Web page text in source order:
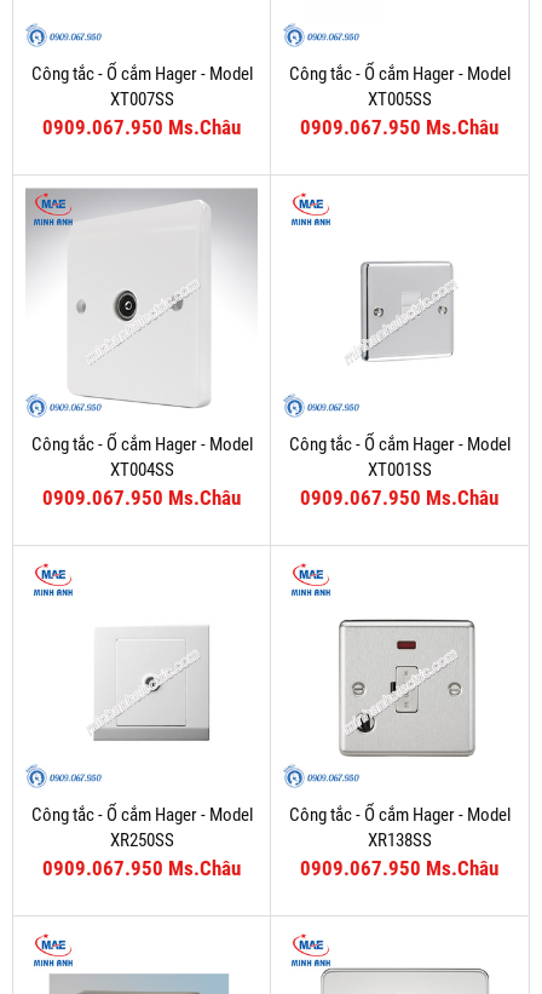
Công tắc - Ổ cắm Hager - Model
XT007SS
0909.067.950 Ms.Châu
Công tắc - Ổ cắm Hager - Model
XT005SS
0909.067.950 Ms.Châu
Công tắc - Ổ cắm Hager - Model
XT004SS
0909.067.950 Ms.Châu
Công tắc - Ổ cắm Hager - Model
XT001SS
0909.067.950 Ms.Châu
Công tắc - Ổ cắm Hager - Model
XR250SS
0909.067.950 Ms.Châu
Công tắc - Ổ cắm Hager - Model
XR138SS
0909.067.950 Ms.Châu